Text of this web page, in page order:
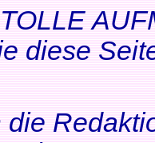
diese
die